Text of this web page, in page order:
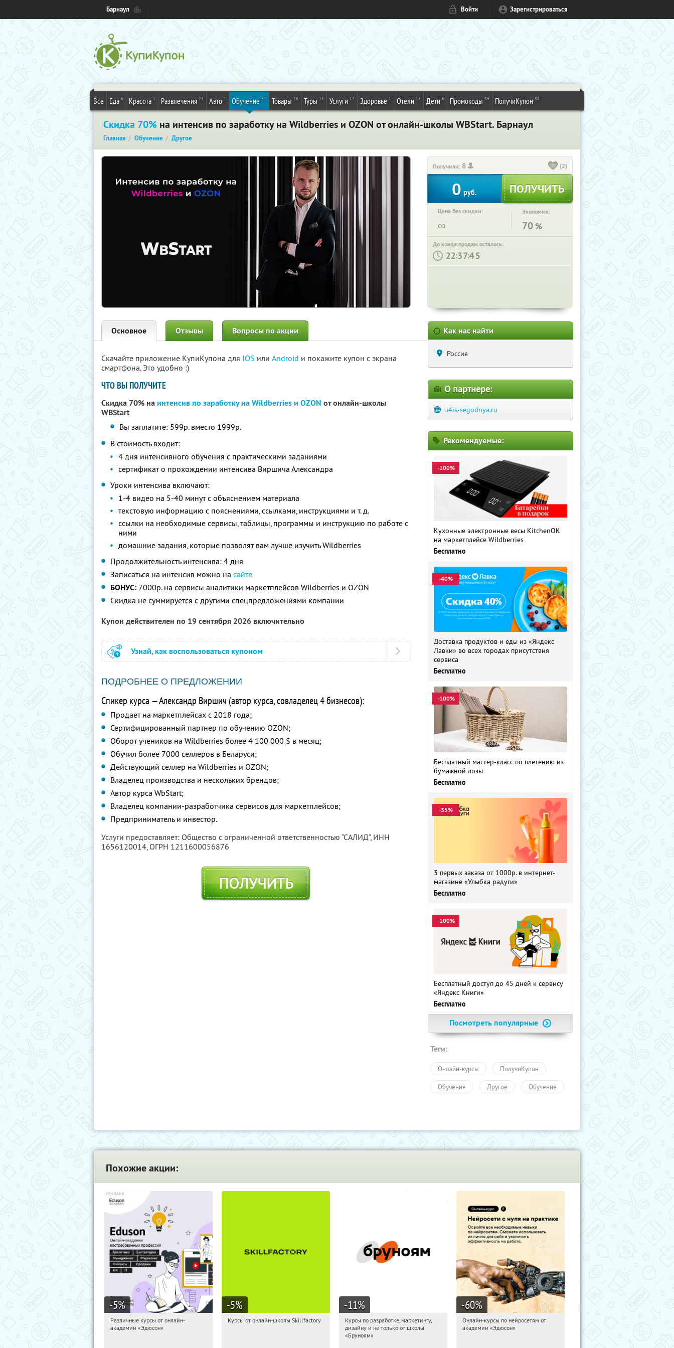
Барнаул Войти Зарегистрироваться
Все Еда 6 Красота 1 Развлечения 24 Авто 1 Обучение 31 Товары 26 Туры 13 Услуги 12 Здоровье 1 Отели 17 Дети 6 Промокоды 49 ПолучиКупон 84
Скидка 70% на интенсив по заработку на Wildberries и OZON от онлайн-школы WBStart. Барнаул
Главная Обучение Другое
Получили: 8 (2)
0 руб.
Цена без скидки:
∞
Экономия:
70 %
До конца продаж осталось:
: :
Основное Отзывы Вопросы по акции
Скачайте приложение КупиКупона для IOS или Android и покажите купон с экрана
смартфона. Это удобно :)
ЧТО ВЫ ПОЛУЧИТЕ
Скидка 70% наинтенсив по заработку на Wildberries и OZON от онлайн-школы
WBStart
Вы заплатите: 599р. вместо 1999р.
В стоимость входит:
4 дня интенсивного обучения с практическими заданиями
сертификат о прохождении интенсива Виршича Александра
Уроки интенсива включают:
1-4 видео на 5-40 минут с объяснением материала
текстовую информацию с пояснениями, ссылками, инструкциями и т. д.
ссылки на необходимые сервисы, таблицы, программы и инструкцию по работе с
ними
домашние задания, которые позволят вам лучше изучить Wildberries
Продолжительность интенсива: 4 дня
Записаться на интенсив можно на сайте
БОНУС: 7000р. на сервисы аналитики маркетплейсов Wildberries и OZON
Скидка не суммируется с другими спецпредложениями компании
Купон действителен по 19 сентября 2026 включительно
Узнай, как воспользоваться купоном
ПОДРОБНЕЕ О ПРЕДЛОЖЕНИИ
Спикер курса — Александр Виршич (автор курса, совладелец 4 бизнесов):
Продает на маркетплейсах с 2018 года;
Сертифицированный партнер по обучению OZON;
Оборот учеников на Wildberries более 4 100 000 $ в месяц;
Обучил более 7000 селлеров в Беларуси;
Действующий селлер на Wildberries и OZON;
Владелец производства и нескольких брендов;
Автор курса WbStart;
Владелец компании-разработчика сервисов для маркетплейсов;
Предприниматель и инвестор.
Услуги предоставляет: Общество с ограниченной ответственностью “САЛИД”, ИНН
1656120014, ОГРН 1211600056876
ПОЛУЧИТЬ
Как нас найти
Россия
О партнере:
u4is-segodnya.ru
Рекомендуемые:
-100%
Кухонные электронные весы KitchenOK
на маркетплейсе Wildberries
Бесплатно
-40%
Доставка продуктов и еды из «Яндекс
Лавки» во всех городах присутствия
сервиса
Бесплатно
-100%
Бесплатный мастер-класс по плетению из
бумажной лозы
Бесплатно
-35%
3 первых заказа от 1000р. в интернет-
магазине «Улыбка радуги»
Бесплатно
-100%
Бесплатный доступ до 45 дней к сервису
«Яндекс Книги»
Бесплатно
Посмотреть популярные
Теги:
Онлайн-курсы ПолучиКупон
Обучение Другое Обучение
Похожие акции:
-5%
01:30:11 Получили:
Различные курсы от онлайн-
академии «Эдюсон»
-5%
01:30:11
Получи первым!
Курсы от онлайн-школы Skillfactory
-11%
01:30:11
Получи первым!
Россия
Курсы по разработке, маркетингу,
дизайну и не только от школы
«Бруноям»
-60%
01:30:11 Получили:
Онлайн-курсы по нейросетям от
академии «Эдюсон»